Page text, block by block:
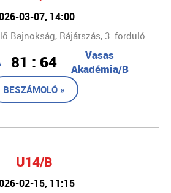
03-07, 14:00
Bajnokság, Rájátszás, 3. forduló
81 : 64
Vasas
Akadémia/B
BESZÁMOLÓ »
U14/B
02-15, 11:15